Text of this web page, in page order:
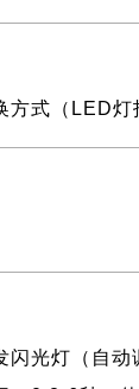
方式（LED灯
闪光灯（自动